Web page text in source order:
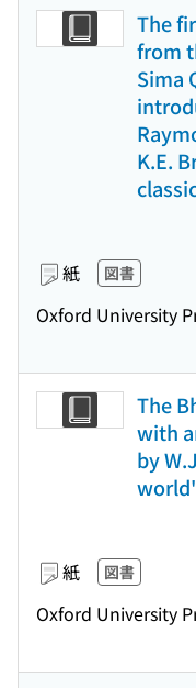
The
from
Sima
K.E.
紙 図書
Oxford University
The
with
by
紙 図書
Oxford University